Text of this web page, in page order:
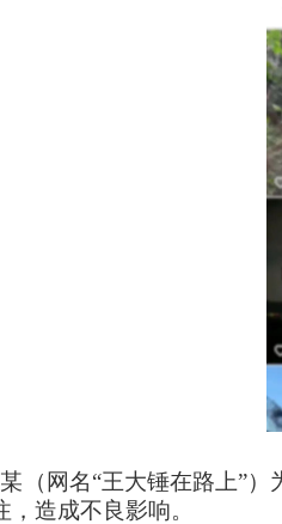
（网名“王大锤在路上”
造成不良影响。